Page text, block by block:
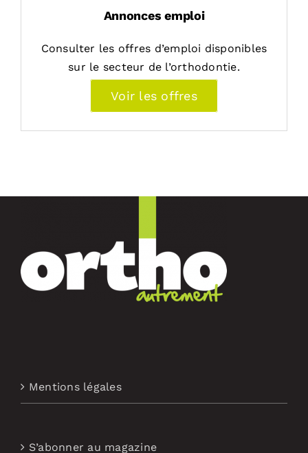
Annonces emploi
Consulter les offres d’emploi disponibles
sur le secteur de l’orthodontie.
Voir les offres
Mentions légales
S’abonner au magazine